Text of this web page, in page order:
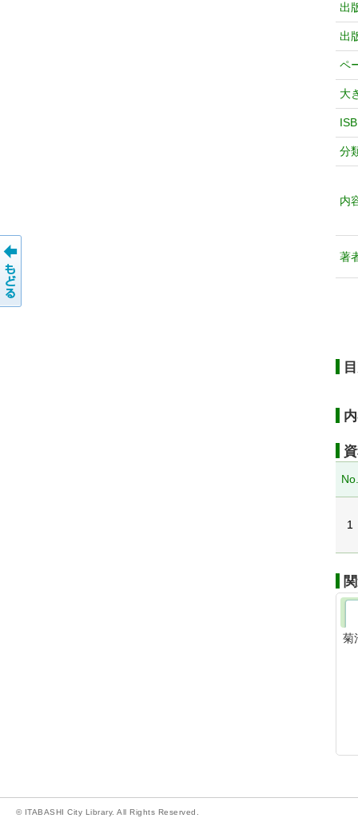
出
出
ペ
大
分
内
著
1
菊
© ITABASHI City Library. All Rights Reserved.